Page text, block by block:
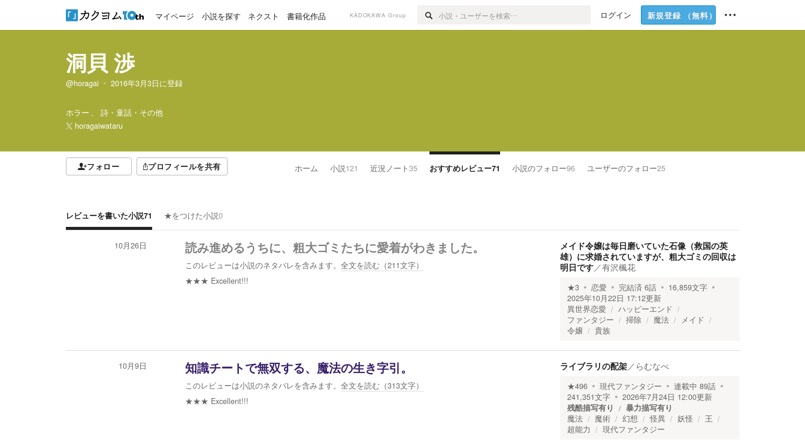
マイページ 小説を探す ネクスト 書籍化作品 KADOKAWA Group ログイン 新規登録 （無料）
洞貝 渉
@horagai 2016年3月3日に登録
ホラー
詩・童話・その他
horagaiwataru
フォロー プロフィールを共有 ホーム 小説121 近況ノート35 おすすめレビュー71 小説のフォロー96 ユーザーのフォロー25
レビューを書いた小説71 ★をつけた小説0
10月26日 読み進めるうちに、粗大ゴミたちに愛着がわきました。
このレビューは小説のネタバレを含みます。 全文を読む（211文字）
★★★ Excellent!!!
メイド令嬢は毎日磨いていた石像（救国の英
雄）に求婚されていますが、粗大ゴミの回収は
明日です／有沢楓花
★3 恋愛 完結済 6話 16,859文字
2025年10月22日 17:12更新
異世界恋愛
ハッピーエンド
ファンタジー
掃除 魔法
メイド
令嬢
貴族
10月9日 知識チートで無双する、魔法の生き字引。
このレビューは小説のネタバレを含みます。 全文を読む（313文字）
★★★ Excellent!!!
ライブラリの配架／ らむなべ
★496 現代ファンタジー 連載中 89話
241,351文字 2026年7月24日 12:00更新
残酷描写有り
暴力描写有り
魔法
魔術 幻想 怪異 妖怪
王
超能力
現代ファンタジー